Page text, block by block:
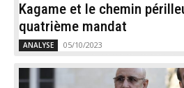
Kagame et le chemin
quatrième mandat
ANALYSE 05/10/2023